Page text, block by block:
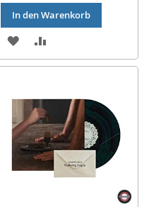
In den Warenkorb
ZUR
WUNSCHLISTE
VERGLEICHSLISTE